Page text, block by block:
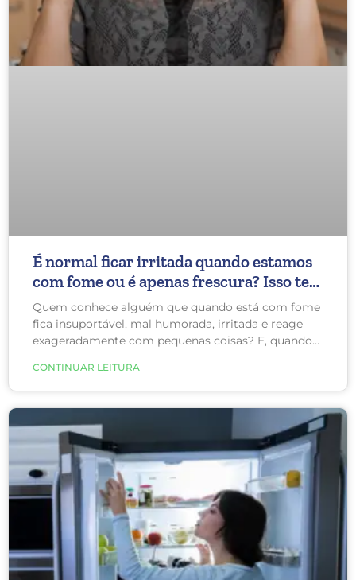
É normal ficar irritada quando estamos
com fome ou é apenas frescura? Isso tem
relação com Lipedema?
Quem conhece alguém que quando está com fome
fica insuportável, mal humorada, irritada e reage
exageradamente com pequenas coisas? E, quando
fome e raiva? Isso é realmente um fenômeno
fisiológico ou apenas uma versão adulta de chorar
pela mamadeira?
CONTINUAR LEITURA